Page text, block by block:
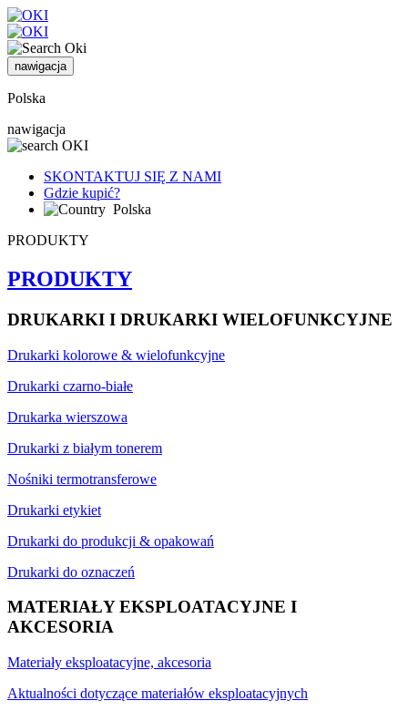
nawigacja
Polska
nawigacja
SKONTAKTUJ SIĘ Z NAMI
Gdzie kupić?
Polska
PRODUKTY
PRODUKTY
DRUKARKI I DRUKARKI WIELOFUNKCYJNE
Drukarki kolorowe & wielofunkcyjne
Drukarki czarno-białe
Drukarka wierszowa
Drukarki z białym tonerem
Nośniki termotransferowe
Drukarki etykiet
Drukarki do produkcji & opakowań
Drukarki do oznaczeń
MATERIAŁY EKSPLOATACYJNE I
AKCESORIA
Materiały eksploatacyjne, akcesoria
Aktualności dotyczące materiałów eksploatacyjnych